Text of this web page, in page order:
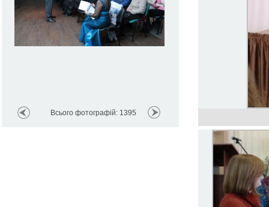
Всього фотографій: 1395